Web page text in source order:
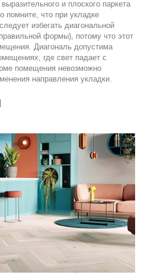
и плоского паркета
помните, что при укладке
избегать диагональной
формы), потому что этот
Диагональ допустима
где свет падает с
помещения невозможно
направления укладки.